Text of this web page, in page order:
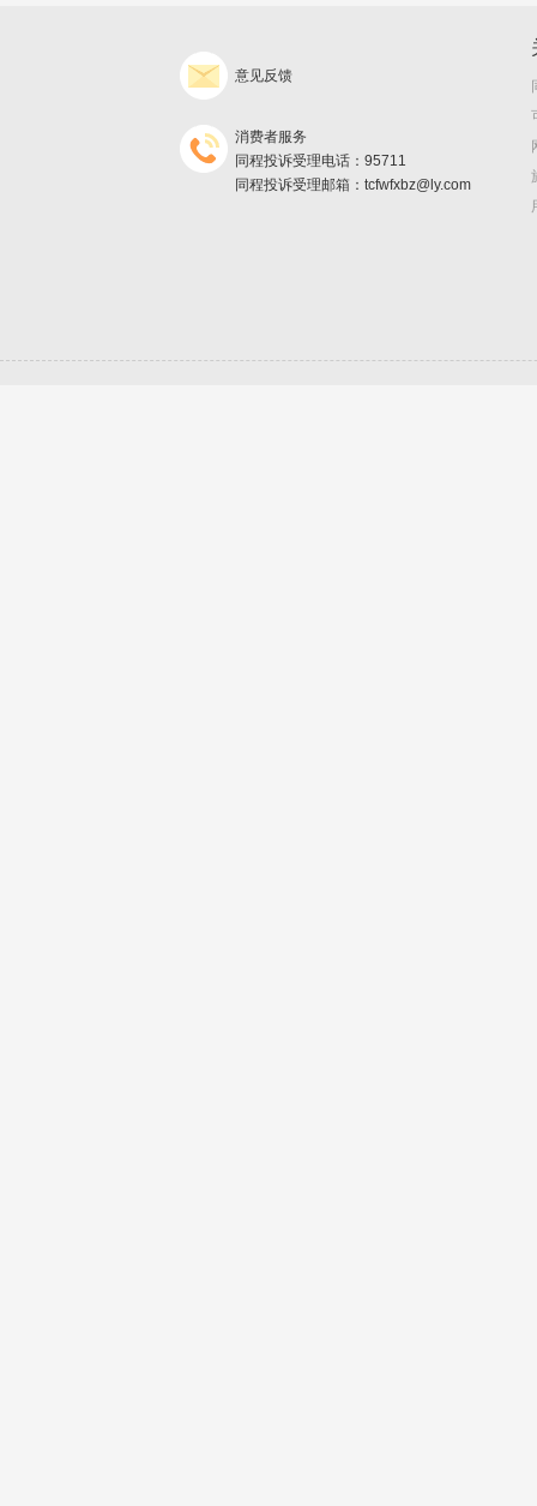
意见反馈
消费者服务
同程投诉受理电话：95711
同程投诉受理邮箱：tcfwfxbz@ly.com